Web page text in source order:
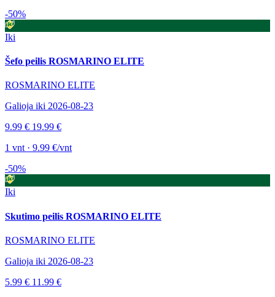
-50%
Iki
Šefo peilis ROSMARINO ELITE
ROSMARINO ELITE
Galioja iki 2026-08-23
9.99 € 19.99 €
1 vnt · 9.99 €/vnt
-50%
Iki
Skutimo peilis ROSMARINO ELITE
ROSMARINO ELITE
Galioja iki 2026-08-23
5.99 € 11.99 €